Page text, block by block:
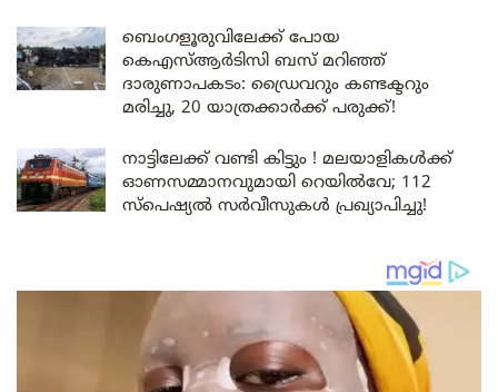
ബെംഗളൂരുവിലേക്ക് പോയ
കെഎസ്ആർടിസി ബസ് മറിഞ്ഞ്
ദാരുണാപകടം: ഡ്രൈവറും കണ്ടക്ടറും
മരിച്ചു, 20 യാത്രക്കാർക്ക് പരുക്ക്!
നാട്ടിലേക്ക് വണ്ടി കിട്ടും ! മലയാളികൾക്ക്
ഓണസമ്മാനവുമായി റെയിൽവേ; 112
സ്പെഷ്യൽ സർവീസുകൾ പ്രഖ്യാപിച്ചു!